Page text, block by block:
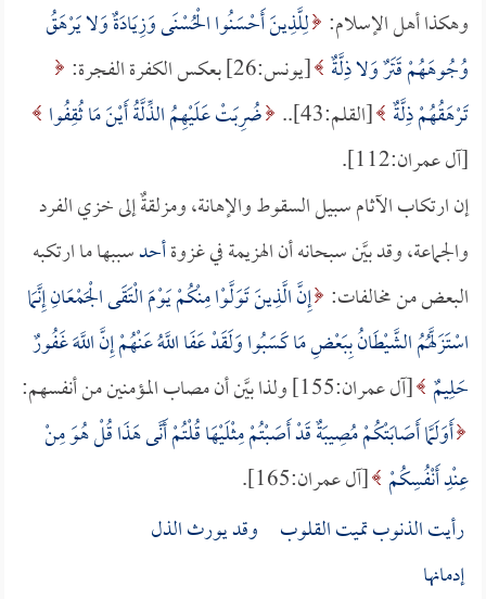
وهكذا أهل الإسلام: لِلَّذِينَ أَحْسَنُوا الْحُسْنَى وَزِيَادَةٌ وَلا يَرْهَقُ
وُجُوهَهُمْ قَتَرٌ وَلا ذِلَّةٌ [يونس:26] بعكس الكفرة الفجرة:
تَرْهَقُهُمْ ذِلَّةٌ [القلم:43]..
ضُرِبَتْ عَلَيْهِمُ الذِّلَّةُ أَيْنَ مَا ثُقِفُوا
[آل عمران:112].
إن ارتكاب الآثام سبيل السقوط والإهانة، ومزلقةٌ إلى خزي الفرد
والجماعة، وقد بيَّن سبحانه أن الهزيمة في غزوةأحدسببها ما ارتكبه
البعض من مخالفات: إِنَّ الَّذِينَ تَوَلَّوْا مِنْكُمْ يَوْمَ الْتَقَى الْجَمْعَانِ إِنَّمَا
اسْتَزَلَّهُمُ الشَّيْطَانُ بِبَعْضِ مَا كَسَبُوا وَلَقَدْ عَفَا اللَّهُ عَنْهُمْ إِنَّ اللَّهَ غَفُورٌ
حَلِيمٌ [آل عمران:155] ولذا بيَّن أن مصاب المؤمنين من أنفسهم:
أَوَلَمَّا أَصَابَتْكُمْ مُصِيبَةٌ قَدْ أَصَبْتُمْ مِثْلَيْهَا قُلْتُمْ أَنَّى هَذَا قُلْ هُوَ مِنْ
عِنْدِ أَنْفُسِكُمْ [آل عمران:165].
رأيت الذنوب تميت القلوب وقد يورث الذل
إدمانها